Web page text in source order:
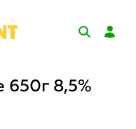
650г 8,5%